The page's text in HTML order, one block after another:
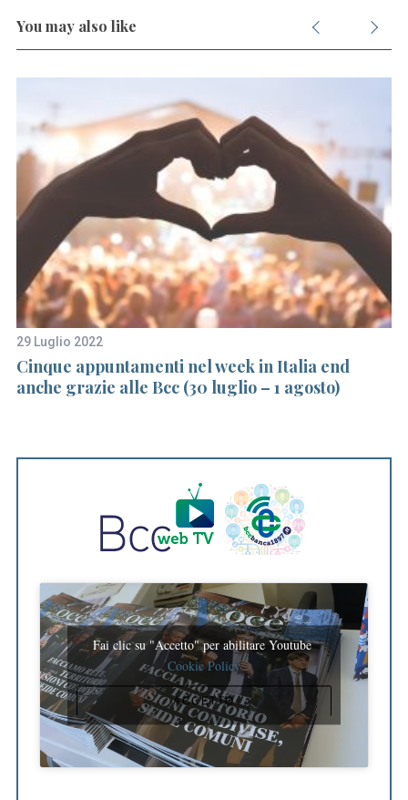
You may also like
29 Luglio 2022
Cinque appuntamenti nel week in Italia end
anche grazie alle Bcc (30 luglio – 1 agosto)
Fai clic su "Accetto" per abilitare Youtube
Cookie Policy
ACCETTO